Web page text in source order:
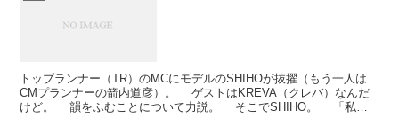
トップランナー（TR）のMCにモデルのSHIHOが抜擢（もう一人は
CMプランナーの箭内道彦）。 ゲストはKREVA（クレバ）なんだ
けど。 韻をふむことについて力説。 そこでSHIHO。 「私か